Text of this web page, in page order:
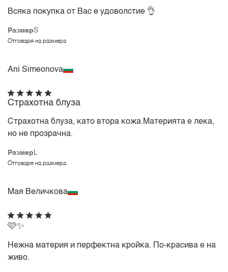
РазмерS
Отговаря на размера
Всяка покупка от Вас е удоволстие 👌
Ani Simeonova
Размер L
Отговаря на размера
Страхотна блуза
Страхотна блуза, като втора кожа.Материята е лека,
но не прозрачна.
Мая Величкова
🩷✨
Нежна материя и перфектна кройка. По-красива е на
живо.